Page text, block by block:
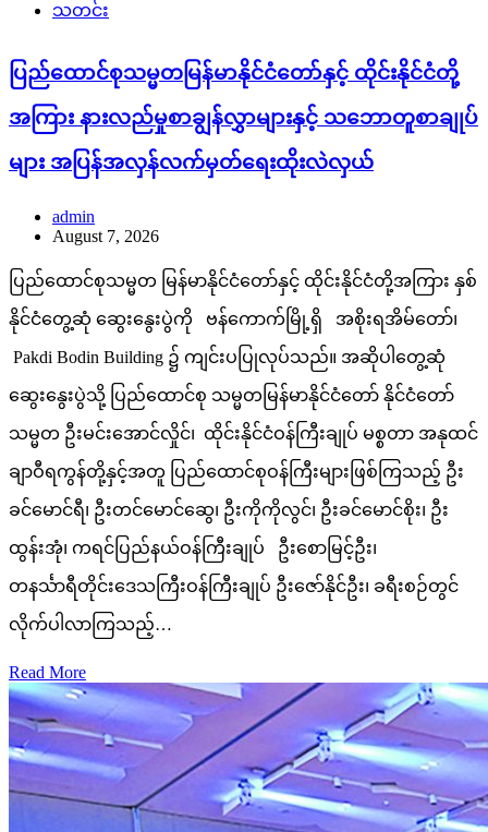
သတင်း
ပြည်ထောင်စုသမ္မတမြန်မာနိုင်ငံတော်နှင့် ထိုင်းနိုင်ငံတို့
အကြား နားလည်မှုစာချွန်လွှာများနှင့် သဘောတူစာချုပ်
များ အပြန်အလှန်လက်မှတ်ရေးထိုးလဲလှယ်
admin
August 7, 2026
ပြည်ထောင်စုသမ္မတ မြန်မာနိုင်ငံတော်နှင့် ထိုင်းနိုင်ငံတို့အကြား နှစ်
နိုင်ငံတွေ့ဆုံ ဆွေးနွေးပွဲကို ဗန်ကောက်မြို့ရှိ အစိုးရအိမ်တော်၊
Pakdi Bodin Building ၌ ကျင်းပပြုလုပ်သည်။ အဆိုပါတွေ့ဆုံ
ဆွေးနွေးပွဲသို့ ပြည်ထောင်စု သမ္မတမြန်မာနိုင်ငံတော် နိုင်ငံတော်
သမ္မတ ဦးမင်းအောင်လှိုင်၊ ထိုင်းနိုင်ငံဝန်ကြီးချုပ် မစ္စတာ အနုထင်
ချာဝီရကွန်တို့နှင့်အတူ ပြည်ထောင်စုဝန်ကြီးများဖြစ်ကြသည့် ဦး
ခင်မောင်ရီ၊ ဦးတင်မောင်ဆွေ၊ ဦးကိုကိုလွင်၊ ဦးခင်မောင်စိုး၊ ဦး
ထွန်းအုံ၊ ကရင်ပြည်နယ်ဝန်ကြီးချုပ် ဦးစောမြင့်ဦး၊
တနင်္သာရီတိုင်းဒေသကြီးဝန်ကြီးချုပ် ဦးဇော်နိုင်ဦး၊ ခရီးစဉ်တွင်
လိုက်ပါလာကြသည့်…
Read More